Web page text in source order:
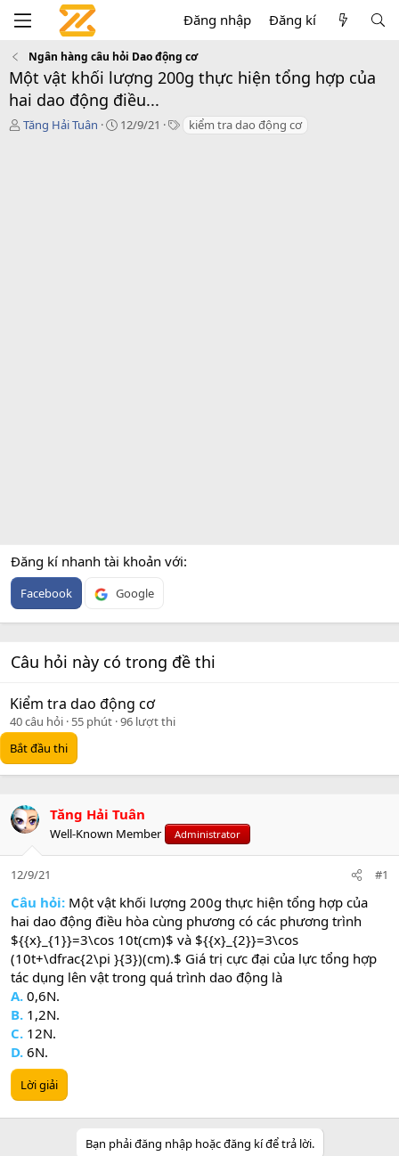
Đăng nhập Đăng kí
Ngân hàng câu hỏi Dao động cơ
Một vật khối lượng 200g thực hiện tổng hợp của
hai dao động điều...
T
Tăng Hải Tuân
C12/9/21
T kiểm tra dao động cơ
Đăng kí nhanh tài khoản với
Facebook Google
Câu hỏi này có trong đề thi
Kiểm tra dao động cơ
40 câu hỏi 55 phút 96 lượt thi
Bắt đầu thi
Tăng Hải Tuân
Well-Known Member Administrator
12/9/21 #1
Câu hỏi: Một vật khối lượng 200g thực hiện tổng hợp của
hai dao động điều hòa cùng phương có các phương trình
${{x}_{1}}=3\cos 10t(cm)$ và ${{x}_{2}}=3\cos
(10t+\dfrac{2\pi }{3})(cm).$ Giá trị cực đại của lực tổng hợp
tác dụng lên vật trong quá trình dao động là
A. 0,6N.
B. 1,2N.
C. 12N.
D. 6N.
Lời giải
Bạn phải đăng nhập hoặc đăng kí để trả lời.